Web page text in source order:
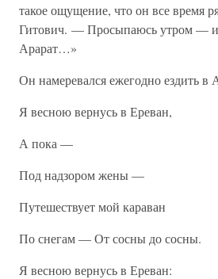
такое ощущение, что он все время
Гитович. — Просыпаюсь утром — и
Арарат…»
Он намеревался ежегодно ездить
Я весною вернусь в Ереван,
А пока —
Под надзором жены —
Путешествует мой караван
По снегам — От сосны до сосны.
Я весною вернусь в Ереван: